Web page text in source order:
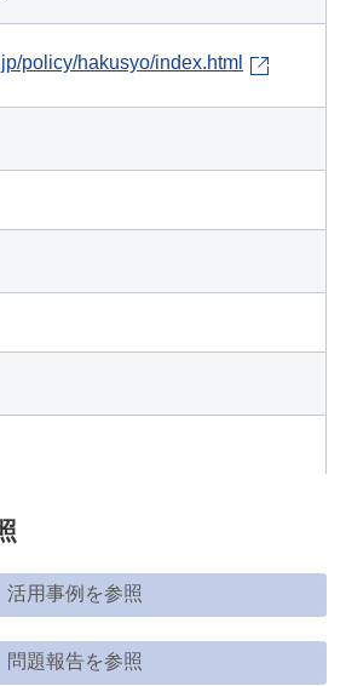
policy/hakusyo/index.html
活用事例を参照
問題報告を参照